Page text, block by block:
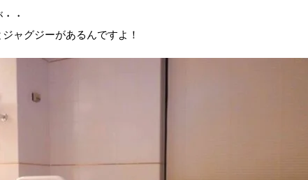
・
ャグジーがあるんですよ！